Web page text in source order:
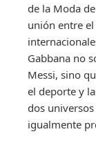
de la Moda
unión entre
Gabbana no
Messi, sino
el deporte y
dos
igualmente